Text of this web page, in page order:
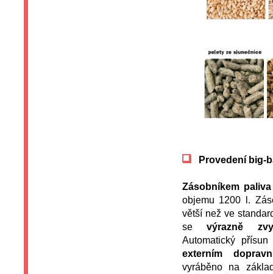
Provedení big-
Zásobníkem paliva
objemu 1200 l.
větší než ve
sevýrazně
Automatický
externím
vyráběno na